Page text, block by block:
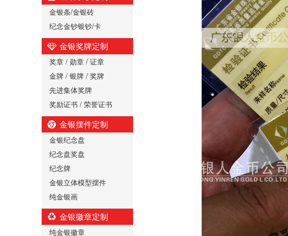
金银条/金银砖
纪念金钞银钞/卡
金银奖牌定制
奖章 / 勋章 / 证章
金牌 / 银牌 / 奖牌
先进集体奖牌
奖励证书 / 荣誉证书
金银摆件定制
金银纪念盘
纪念盘奖盘
纪念牌
金银立体模型摆件
纯金银画
金银徽章定制
纯金银徽章